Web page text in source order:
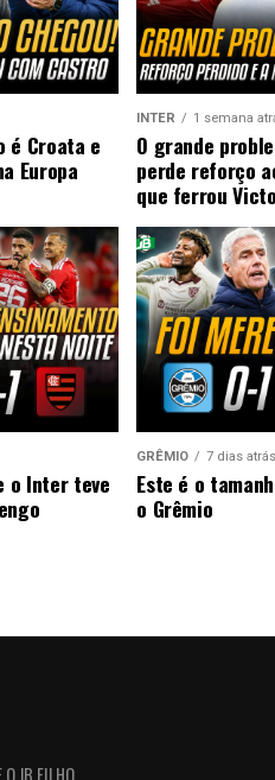
é Croata e
Europa
INTER 1 semana
O grande
perde reforço
que ferrou
o Inter teve
GRÊMIO 7 dias atrás
Este é o
o Grêmio
O JB FILHO